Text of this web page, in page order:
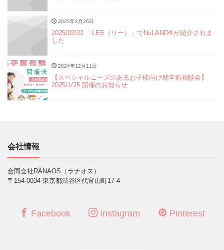
2025年2月26日
2025/02/22 「LEE（リー）」でNuLAND®︎が紹介されま
した
2024年12月11日
【スペシャルニーズのあるお子様向け就学前相談会】
2025/1/25 開催のお知らせ
会社情報
合同会社RANAOS（ラナオス）
〒154-0034 東京都渋谷区代官山町17-4
Facebook Instagram Pinterest